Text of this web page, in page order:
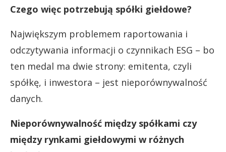
Czego więc potrzebują spółki giełdowe?
Największym problemem raportowania i
odczytywania informacji o czynnikach ESG – bo
ten medal ma dwie strony: emitenta, czyli
spółkę, i inwestora – jest nieporównywalność
danych.
Nieporównywalność między spółkami czy
między rynkami giełdowymi w różnych